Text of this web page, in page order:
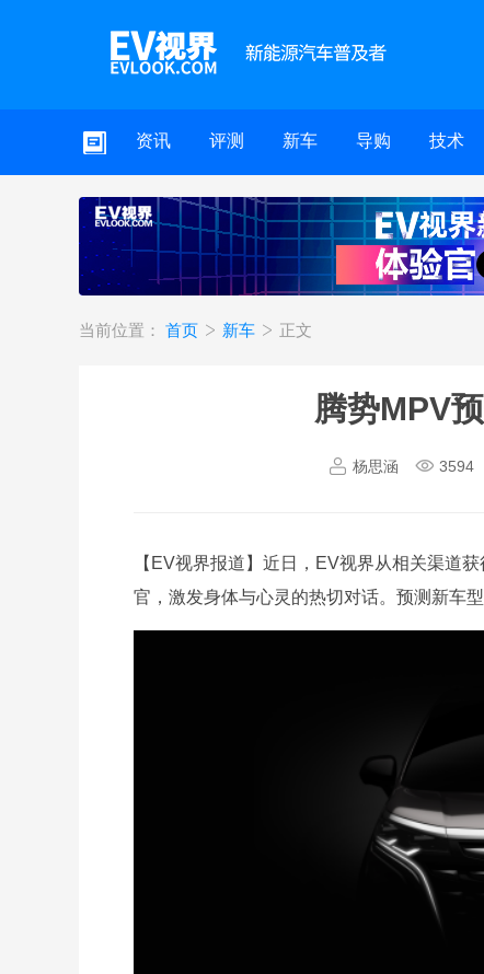
资讯 评测 新车 导购 技术
当前位置： 首页 新车 正文
腾势MPV
杨思涵 3594
【EV视界报道】近日，EV视界从相关渠道获
官，激发身体与心灵的热切对话。预测新车